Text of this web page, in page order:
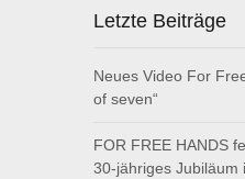
Letzte Beiträge
Neues Video For
of seven“
FOR FREE HANDS
30-jähriges Jubiläum